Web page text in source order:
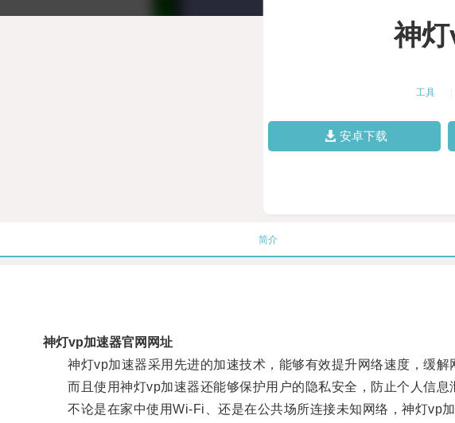
神
工具
安卓下载
简介
神灯vp加速器官网网址
神灯vp加速器采用先进的加速技术，能够有效提升网络速度，缓解
而且使用神灯vp加速器还能够保护用户的隐私安全，防止个人信息
不论是在家中使用Wi-Fi、还是在公共场所连接未知网络，神灯vp加